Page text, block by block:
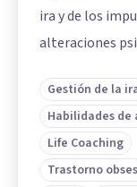
ira y de los
alteraciones
Gestión de la
Habilidades
Life Coaching
Trastorno